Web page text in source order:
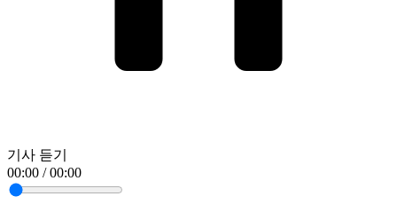
기사 듣기
00:00 / 00:00